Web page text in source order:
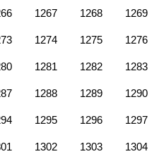
1267 1268 1269
1274 1275 1276
1281 1282 1283
1288 1289 1290
1295 1296 1297
1302 1303 1304